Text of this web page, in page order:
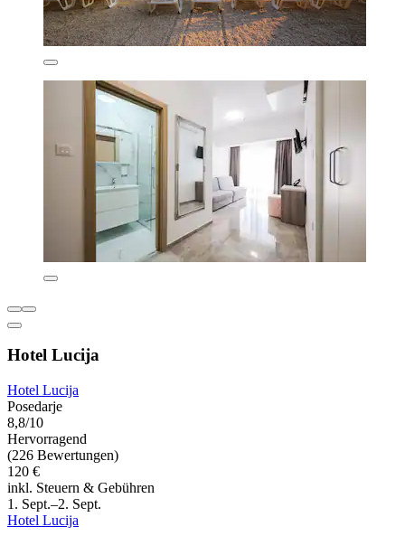
Hotel Lucija
Hotel Lucija
Posedarje
8,8/10
Hervorragend
(226 Bewertungen)
120 €
inkl. Steuern & Gebühren
1. Sept.–2. Sept.
Hotel Lucija